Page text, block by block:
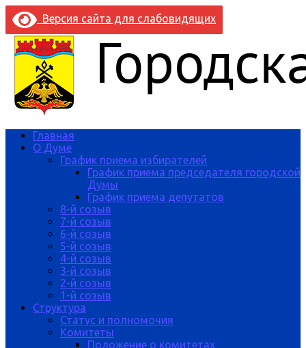
Версия сайта для слабовидящих
Главная
О Думе
График приема избирателей
График приема председателя городской
Думы
График приема депутатов
8-й созыв
7-й созыв
6-й созыв
5-й созыв
4-й созыв
3-й созыв
2-й созыв
1-й созыв
Структура
Статус и полномочия
Комитеты
Положение о комитетах